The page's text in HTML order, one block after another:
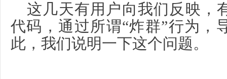
这几天有用户向我们反映，
代码，通过所谓“炸群”行为，
此，我们说明一下这个问题。